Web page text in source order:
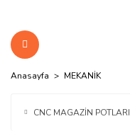
Anasayfa MEKANİK
CNC MAGAZİN POTLARI